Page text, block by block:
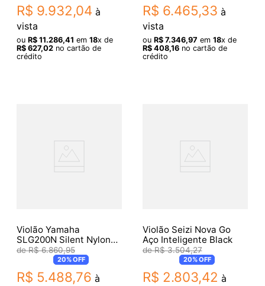
R$ 9.932,04 à
vista
ou R$ 11.286,41 em 18x de
R$ 627,02no cartão de
crédito
R$ 6.465,33 à
vista
ou R$ 7.346,97 em 18x de
R$ 408,16no cartão de
crédito
Violão Yamaha
SLG200N Silent Nylon
Natural
R$ 6.860,95
20%OFF
R$ 5.488,76 à
Violão Seizi Nova Go
Aço Inteligente Black
R$ 3.504,27
20%OFF
R$ 2.803,42 à